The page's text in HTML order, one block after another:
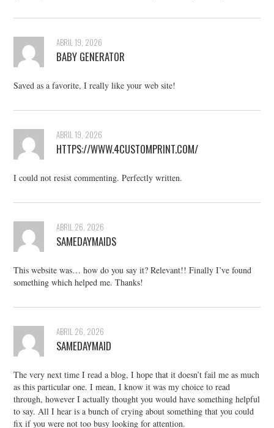
ABRIL 19, 2026
BABY GENERATOR
Saved as a favorite, I really like your web site!
ABRIL 19, 2026
HTTPS://WWW.4CUSTOMPRINT.COM/
I could not resist commenting. Perfectly written.
ABRIL 26, 2026
SAMEDAYMAIDS
This website was… how do you say it? Relevant!! Finally I’ve found
something which helped me. Thanks!
ABRIL 26, 2026
SAMEDAYMAID
The very next time I read a blog, I hope that it doesn’t fail me as much
as this particular one. I mean, I know it was my choice to read
through, however I actually thought you would have something helpful
to say. All I hear is a bunch of crying about something that you could
fix if you were not too busy looking for attention.